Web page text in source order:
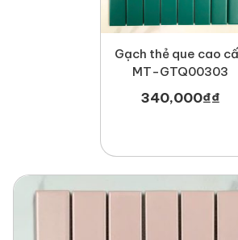
Gạch thẻ que cao
MT-GTQ00303
340,000₫₫